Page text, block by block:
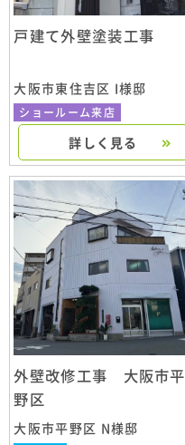
戸建て外壁塗装工事
大阪市東住吉区 I様邸
ショールーム来店
詳しく見る
外壁改修工事 大阪市平
野区
大阪市平野区 N様邸